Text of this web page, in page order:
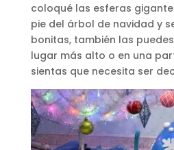
coloqué las esferas
pie del árbol de navidad y
bonitas, también las
lugar más alto o en una
sientas que necesita ser